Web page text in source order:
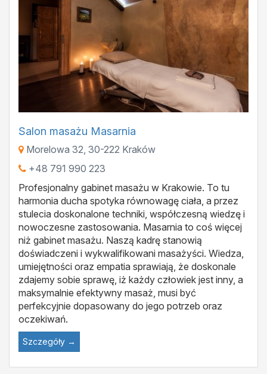
Salon masażu Masarnia
Morelowa 32 30-222 Kraków
+48 791 990 223
Profesjonalny gabinet masażu w Krakowie. To tu
harmonia ducha spotyka równowagę ciała, a przez
stulecia doskonalone techniki, współczesną wiedzę i
nowoczesne zastosowania. Masarnia to coś więcej
niż gabinet masażu. Naszą kadrę stanowią
doświadczeni i wykwalifikowani masażyści. Wiedza,
umiejętności oraz empatia sprawiają, że doskonale
zdajemy sobie sprawę, iż każdy człowiek jest inny, a
maksymalnie efektywny masaż, musi być
perfekcyjnie dopasowany do jego potrzeb oraz
oczekiwań.
Szczegóły →